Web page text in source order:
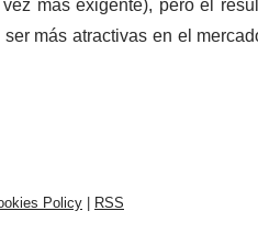
más exigente), pero el
más atractivas en el
Policy
RSS